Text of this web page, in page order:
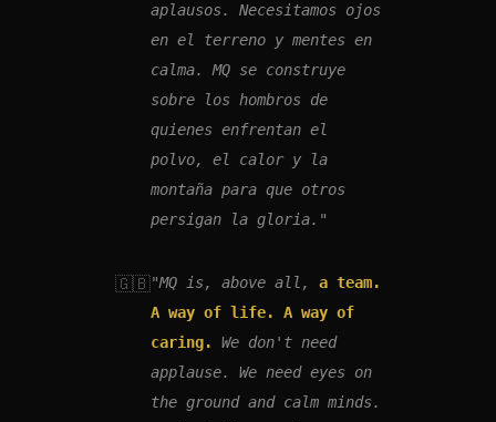
aplausos. Necesitamos ojos
en el terreno y mentes en
calma. MQ se construye
sobre los hombros de
quienes enfrentan el
polvo, el calor y la
montaña para que otros
persigan la gloria."
🇬🇧"MQ is, above all, a team.
A way of life. A way of
caring.
We don't need
applause. We need eyes on
the ground and calm minds.